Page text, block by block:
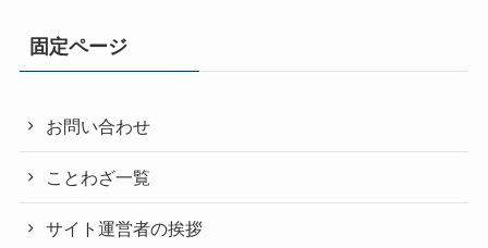
固定ページ
お問い合わせ
ことわざ一覧
サイト運営者の挨拶